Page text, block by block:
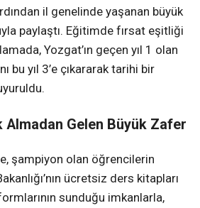
il genelinde yaşanan büyük
paylaştı. Eğitimde fırsat eşitliği
Yozgat’ın geçen yıl 1 olan
bu yıl 3’e çıkararak tarihi bir
Almadan Gelen Büyük Zafer
şampiyon olan öğrencilerin
ücretsiz ders kitapları
sunduğu imkanlarla,